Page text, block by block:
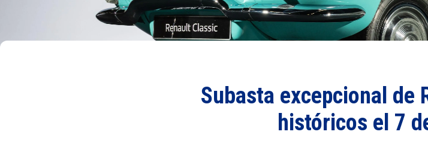
Subasta excepcional de
históricos el 7